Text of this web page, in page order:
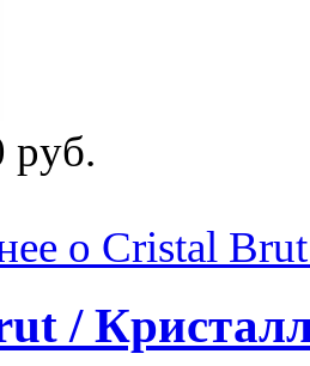
руб.
о Cristal
/